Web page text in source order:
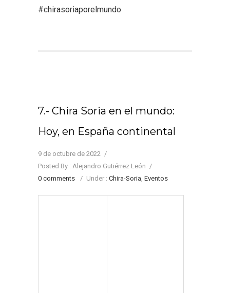
#chirasoriaporelmundo
7.- Chira Soria en el mundo:
Hoy, en España continental
9 de octubre de 2022 /
Posted By : Alejandro Gutiérrez León /
0 comments
/ Under : Chira-Soria Eventos